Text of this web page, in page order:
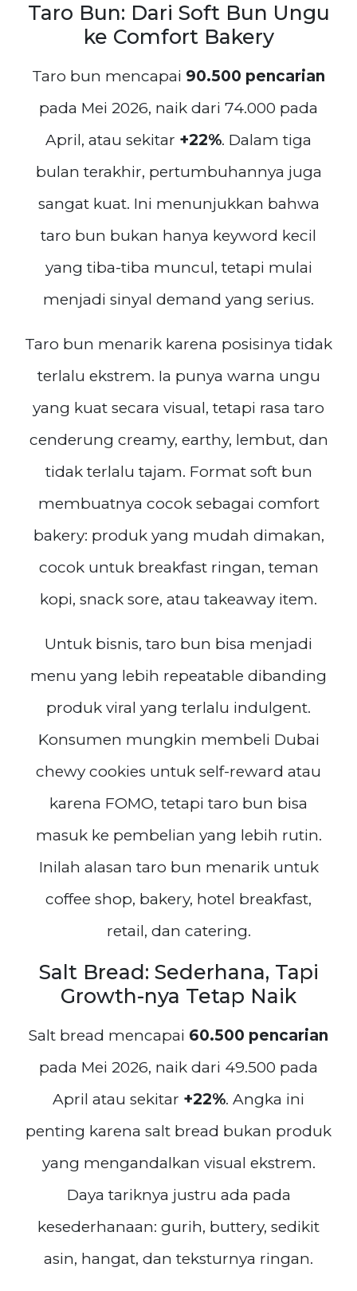
Taro Bun: Dari Soft Bun Ungu
ke Comfort Bakery
Taro bun mencapai 90.500 pencarian
pada Mei 2026, naik dari 74.000 pada
April, atau sekitar +22%. Dalam tiga
bulan terakhir, pertumbuhannya juga
sangat kuat. Ini menunjukkan bahwa
taro bun bukan hanya keyword kecil
yang tiba-tiba muncul, tetapi mulai
menjadi sinyal demand yang serius.
Taro bun menarik karena posisinya tidak
terlalu ekstrem. Ia punya warna ungu
yang kuat secara visual, tetapi rasa taro
cenderung creamy, earthy, lembut, dan
tidak terlalu tajam. Format soft bun
membuatnya cocok sebagai comfort
bakery: produk yang mudah dimakan,
cocok untuk breakfast ringan, teman
kopi, snack sore, atau takeaway item.
Untuk bisnis, taro bun bisa menjadi
menu yang lebih repeatable dibanding
produk viral yang terlalu indulgent.
Konsumen mungkin membeli Dubai
chewy cookies untuk self-reward atau
karena FOMO, tetapi taro bun bisa
masuk ke pembelian yang lebih rutin.
Inilah alasan taro bun menarik untuk
coffee shop, bakery, hotel breakfast,
retail, dan catering.
Salt Bread: Sederhana, Tapi
Growth-nya Tetap Naik
Salt bread mencapai 60.500 pencarian
pada Mei 2026, naik dari 49.500 pada
April atau sekitar +22%. Angka ini
penting karena salt bread bukan produk
yang mengandalkan visual ekstrem.
Daya tariknya justru ada pada
kesederhanaan: gurih, buttery, sedikit
asin, hangat, dan teksturnya ringan.